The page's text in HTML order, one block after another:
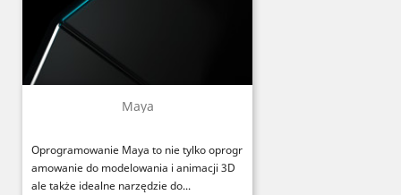
Maya
Oprogramowanie Maya to nie tylko oprogr
amowanie do modelowania i animacji 3D
ale także idealne narzędzie do...